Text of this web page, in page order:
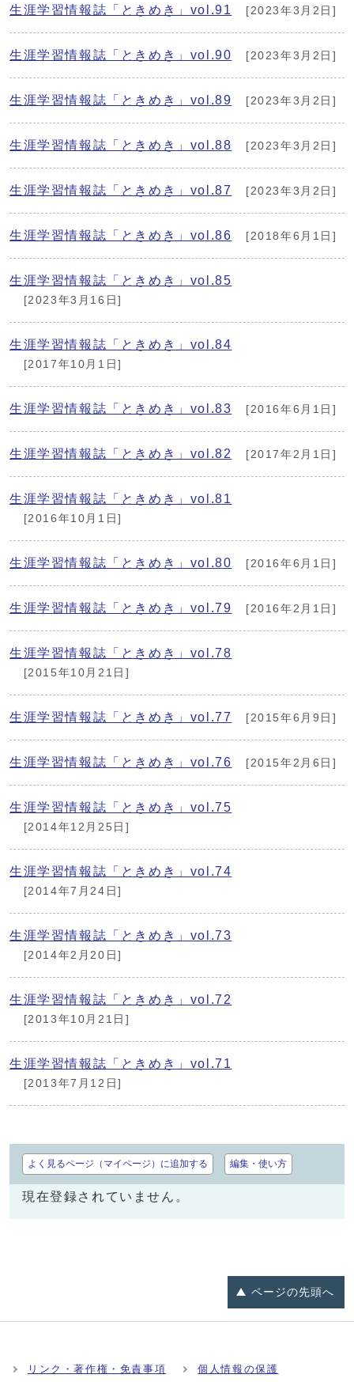
生涯学習情報誌「ときめき」vol.91 [2023年3月2日]
生涯学習情報誌「ときめき」vol.90 [2023年3月2日]
生涯学習情報誌「ときめき」vol.89 [2023年3月2日]
生涯学習情報誌「ときめき」vol.88 [2023年3月2日]
生涯学習情報誌「ときめき」vol.87 [2023年3月2日]
生涯学習情報誌「ときめき」vol.86 [2018年6月1日]
生涯学習情報誌「ときめき」vol.85
[2023年3月16日]
生涯学習情報誌「ときめき」vol.84
[2017年10月1日]
生涯学習情報誌「ときめき」vol.83 [2016年6月1日]
生涯学習情報誌「ときめき」vol.82 [2017年2月1日]
生涯学習情報誌「ときめき」vol.81
[2016年10月1日]
生涯学習情報誌「ときめき」vol.80 [2016年6月1日]
生涯学習情報誌「ときめき」vol.79 [2016年2月1日]
生涯学習情報誌「ときめき」vol.78
[2015年10月21日]
生涯学習情報誌「ときめき」vol.77 [2015年6月9日]
生涯学習情報誌「ときめき」vol.76 [2015年2月6日]
生涯学習情報誌「ときめき」vol.75
[2014年12月25日]
生涯学習情報誌「ときめき」vol.74
[2014年7月24日]
生涯学習情報誌「ときめき」vol.73
[2014年2月20日]
生涯学習情報誌「ときめき」vol.72
[2013年10月21日]
生涯学習情報誌「ときめき」vol.71
[2013年7月12日]
よく見るページ（マイページ）に追加する 編集・使い方
現在登録されていません。
ページの先頭へ
リンク・著作権・免責事項 個人情報の保護